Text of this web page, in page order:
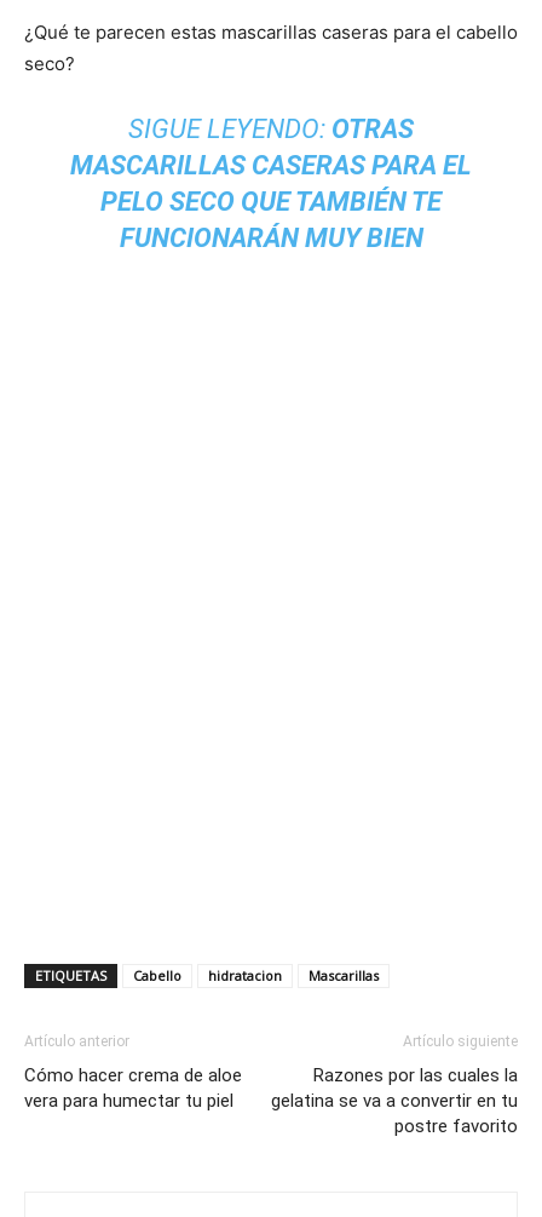
¿Qué te parecen estas mascarillas caseras para el cabello
seco?
SIGUE LEYENDO: OTRAS
MASCARILLAS CASERAS PARA EL
PELO SECO QUE TAMBIÉN TE
FUNCIONARÁN MUY BIEN
ETIQUETAS Cabello hidratacion Mascarillas
Artículo anterior
Cómo hacer crema de aloe
vera para humectar tu piel
Artículo siguiente
Razones por las cuales la
gelatina se va a convertir en tu
postre favorito